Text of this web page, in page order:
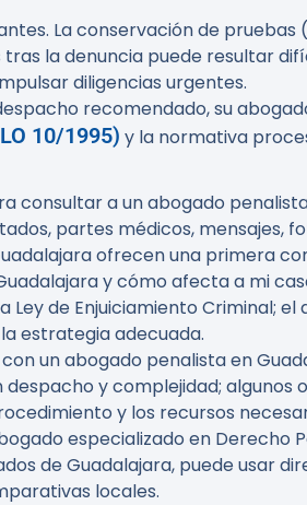
La conservación de
la denuncia puede resultar
diligencias urgentes.
recomendado, su
10/1995) y la normativa
consultar a un abogado
partes médicos, mensajes,
ofrecen una primera
y cómo afecta a mi
Ley de Enjuiciamiento Criminal;
estrategia adecuada.
un abogado penalista en
y complejidad;
y los recursos
especializado en Derecho
de Guadalajara, puede usar
locales.